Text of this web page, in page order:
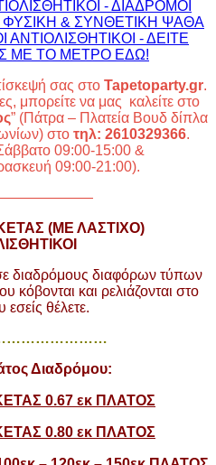
- ΔΙΑΔΡΟΜΟΙ
& ΣΥΝΘΕΤΙΚΗ ΨΑΘΑ
- ΔΕΙΤΕ
ΜΕ ΤΟ ΜΕΤΡΟ ΕΔΩ!
σας στο Tapetoparty.gr.
μπορείτε να μας καλείτε στο
” (Πάτρα – Πλατεία Βουδ δίπλα
στο τηλ: 2610329366.
09:00-15:00 &
09:00-21:00).
(ΜΕ ΛΑΣΤΙΧΟ)
διαδρόμους διαφόρων τύπων
κόβονται και ρελιάζονται στο
θέλετε.
Διαδρόμου:
0.67 εκ ΠΛΑΤΟΣ
0.80 εκ ΠΛΑΤΟΣ